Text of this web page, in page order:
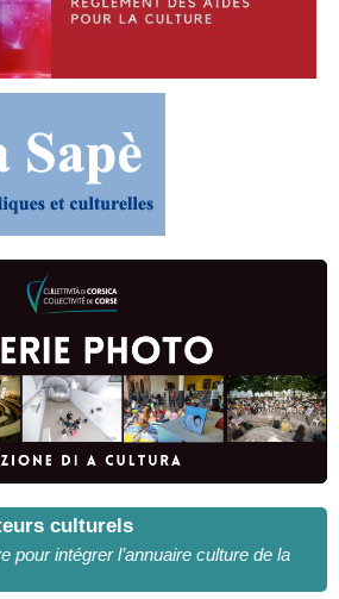
culturels
pour intégrer l’annuaire culture de la